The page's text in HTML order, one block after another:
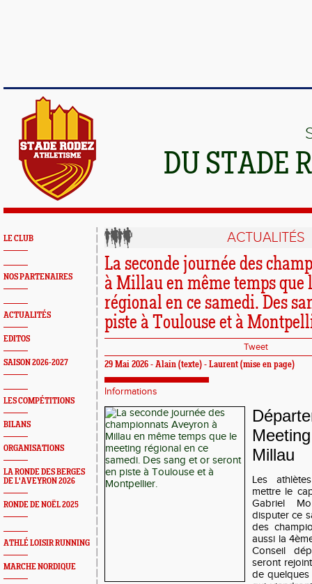
DU STADE
LE CLUB
NOS PARTENAIRES
ACTUALITÉS
EDITOS
SAISON 2026-2027
LES COMPÉTITIONS
BILANS
ORGANISATIONS
LA RONDE DES BERGES
DE L'AVEYRON 2026
RONDE DE NOËL 2025
ATHLÉ LOISIR RUNNING
MARCHE NORDIQUE
ACTUALITÉS
La seconde journée des
à Millau en même temps que
régional en ce samedi. Des
piste à Toulouse et à
Tweet
29 Mai 2026 - Alain (texte) - Laurent (mise en page)
Informations
Millau
Les
mettre le
Gabriel
disputer ce
des
aussi la
Conseil
seront
de